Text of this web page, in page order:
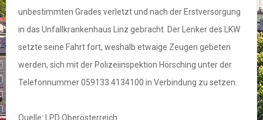
unbestimmten Grades verletzt und nach der Erstversorgung
in das Unfallkrankenhaus Linz gebracht. Der Lenker des LKW
setzte seine Fahrt fort, weshalb etwaige Zeugen gebeten
werden, sich mit der Polizeiinspektion Hörsching unter der
Telefonnummer 059133 4134100 in Verbindung zu setzen.
Quelle: LPD Oberösterreich